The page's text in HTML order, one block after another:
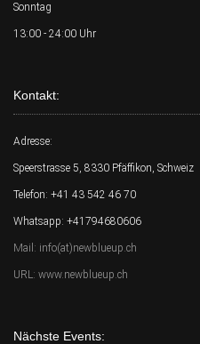
Sonntag
13:00 - 24:00 Uhr
Kontakt:
Adresse:
Speerstrasse 5, 8330 Pfäffikon, Schweiz
Telefon: +41 43 542 46 70
Whatsapp: +41794680606
Mail: info(at)newblueup.ch
URL: www.newblueup.ch
Nächste Events: